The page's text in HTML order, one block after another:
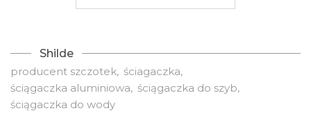
Shilde
producent szczotek ściagaczka
ściągaczka aluminiowa ściągaczka do szyb
ściągaczka do wody